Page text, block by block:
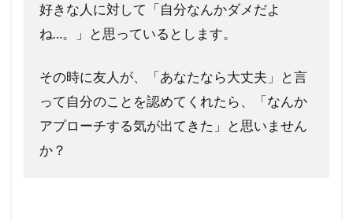
好きな人に対して「自分なんかダメだよ
ね…。」と思っているとします。
その時に友人が、「あなたなら大丈夫」と言
って自分のことを認めてくれたら、「なんか
アプローチする気が出てきた」と思いません
か？